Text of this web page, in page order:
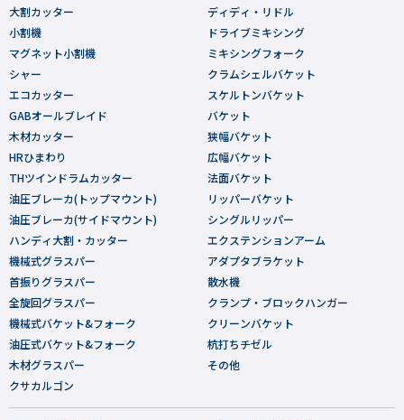
大割カッター
小割機
マグネット小割機
シャー
エコカッター
GABオールブレイド
木材カッター
HRひまわり
THツインドラムカッター
油圧ブレーカ(トップマウント)
油圧ブレーカ(サイドマウント)
ハンディ大割・カッター
機械式グラスパー
首振りグラスパー
全旋回グラスパー
機械式バケット&フォーク
油圧式バケット&フォーク
木材グラスパー
クサカルゴン
ディディ・リドル
ドライブミキシング
ミキシングフォーク
クラムシェルバケット
スケルトンバケット
バケット
狭幅バケット
広幅バケット
法面バケット
リッパーバケット
シングルリッパー
エクステンションアーム
アダプタブラケット
散水機
クランプ・ブロックハンガー
クリーンバケット
杭打ちチゼル
その他